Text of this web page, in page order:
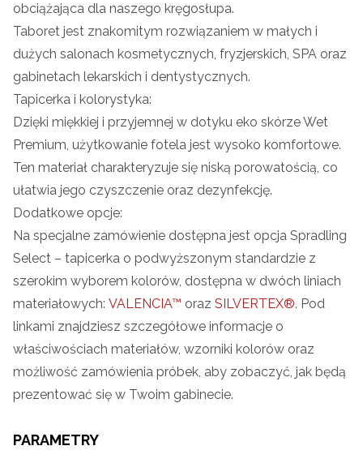
obciążająca dla naszego kręgosłupa.
Taboret jest znakomitym rozwiązaniem w małych i
dużych salonach kosmetycznych, fryzjerskich, SPA oraz
gabinetach lekarskich i dentystycznych.
Tapicerka i kolorystyka:
Dzięki miękkiej i przyjemnej w dotyku eko skórze Wet
Premium, użytkowanie fotela jest wysoko komfortowe.
Ten materiał charakteryzuje się niską porowatością, co
ułatwia jego czyszczenie oraz dezynfekcję.
Dodatkowe opcje:
Na specjalne zamówienie dostępna jest opcja Spradling
Select – tapicerka o podwyższonym standardzie z
szerokim wyborem kolorów, dostępna w dwóch liniach
materiałowych: VALENCIA™ oraz SILVERTEX®. Pod
linkami znajdziesz szczegółowe informacje o
właściwościach materiałów, wzorniki kolorów oraz
możliwość zamówienia próbek, aby zobaczyć, jak będą
prezentować się w Twoim gabinecie.
PARAMETRY